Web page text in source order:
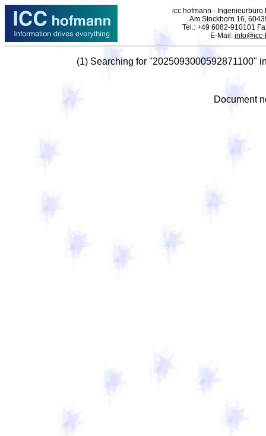
icc hofmann - Ingenieurbüro
Am Stockborn 16,
Tel.: +49 6082-910101
E-Mail:
(1) Searching for "2025093000592871100"
Document